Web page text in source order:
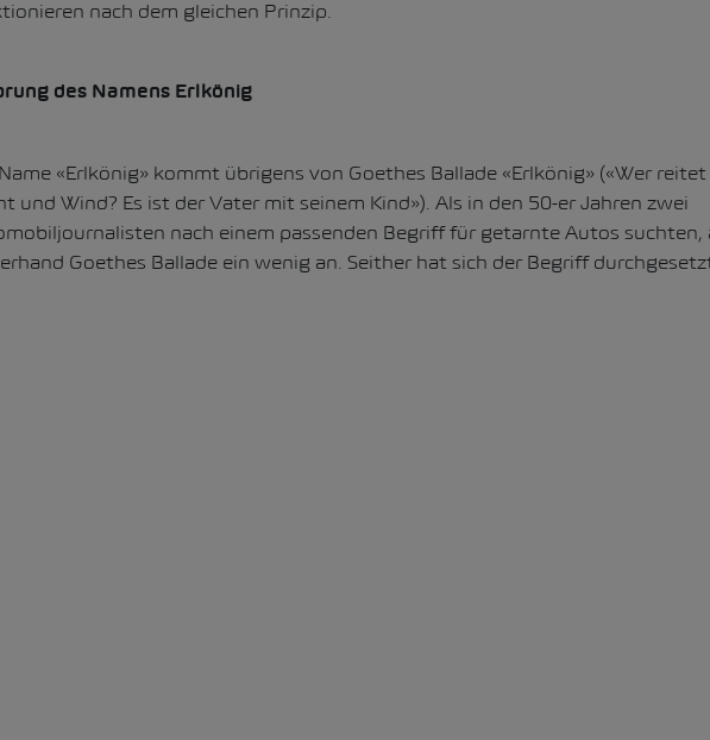
nach dem gleichen Prinzip.
des Namens Erlkönig
«Erlkönig» kommt übrigens von Goethes Ballade «Erlkönig» («Wer
und Wind? Es ist der Vater mit seinem Kind»). Als in den 50-er Jahren zwei
nach einem passenden Begriff für getarnte Autos suchten,
Goethes Ballade ein wenig an. Seither hat sich der Begriff